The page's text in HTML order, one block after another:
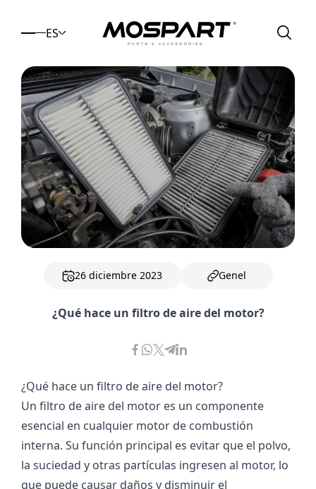
ES
26 diciembre 2023 Genel
¿Qué hace un filtro de aire del motor?
¿Qué hace un filtro de aire del motor?
Un filtro de aire del motor es un componente
esencial en cualquier motor de combustión
interna. Su función principal es evitar que el polvo,
la suciedad y otras partículas ingresen al motor, lo
que puede causar daños y disminuir el